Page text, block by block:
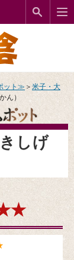
ット≫ ＞ 米子・大
ん）
しげ
★★